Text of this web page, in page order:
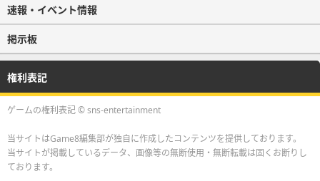
速報・イベント情報
掲示板
権利表記
ゲームの権利表記 © sns-entertainment
当サイトはGame8編集部が独自に作成したコンテンツを提供しております。
当サイトが掲載しているデータ、画像等の無断使用・無断転載は固くお断りし
ております。